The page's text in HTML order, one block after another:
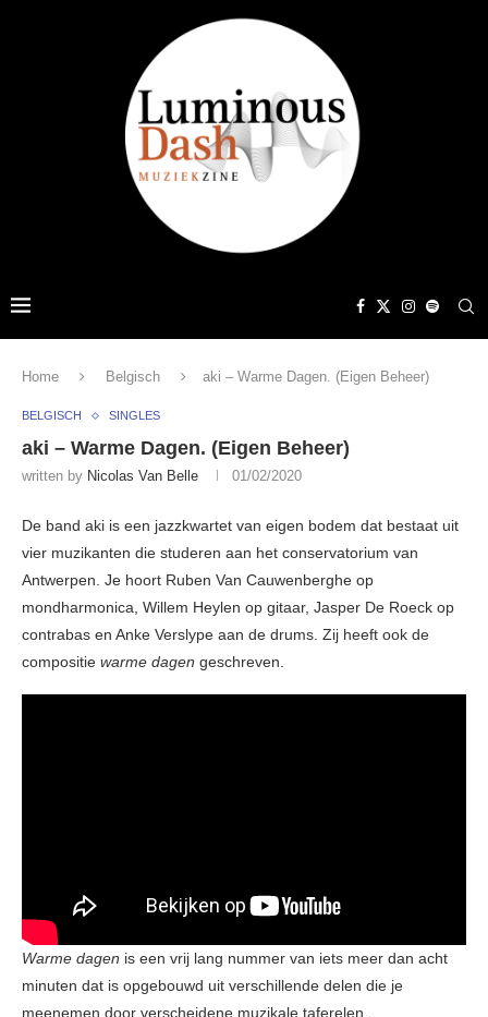
Home Belgisch aki – Warme Dagen. (Eigen Beheer)
BELGISCH SINGLES
aki – Warme Dagen. (Eigen Beheer)
written by Nicolas Van Belle 01/02/2020
De band aki is een jazzkwartet van eigen bodem dat bestaat uit
vier muzikanten die studeren aan het conservatorium van
Antwerpen. Je hoort Ruben Van Cauwenberghe op
mondharmonica, Willem Heylen op gitaar, Jasper De Roeck op
contrabas en Anke Verslype aan de drums. Zij heeft ook de
compositie warme dagen geschreven.
Warme dagen is een vrij lang nummer van iets meer dan acht
minuten dat is opgebouwd uit verschillende delen die je
meenemen door verscheidene muzikale taferelen.